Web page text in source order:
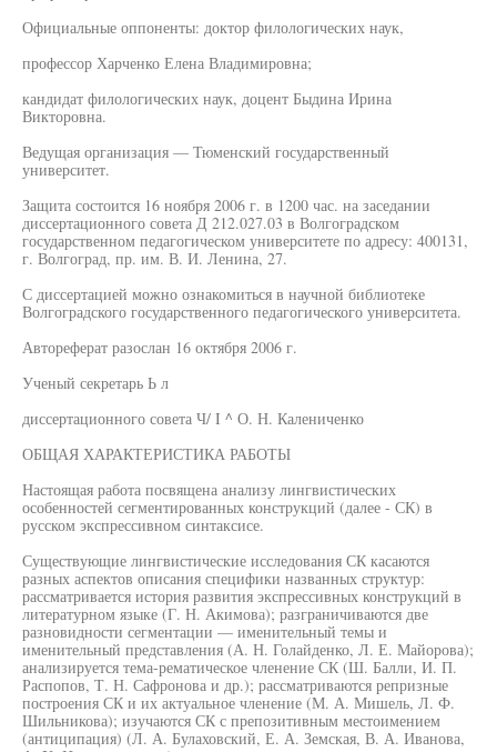
Официальные оппоненты: доктор филологических наук,
профессор Харченко Елена Владимировна;
кандидат филологических наук, доцент Быдина Ирина
Викторовна.
Ведущая организация — Тюменский государственный
университет.
Защита состоится 16 ноября 2006 г. в 1200 час. на заседании
диссертационного совета Д 212.027.03 в Волгоградском
государственном педагогическом университете по адресу: 400131,
г. Волгоград, пр. им. В. И. Ленина, 27.
С диссертацией можно ознакомиться в научной библиотеке
Волгоградского государственного педагогического университета.
Автореферат разослан 16 октября 2006 г.
Ученый секретарь Ь л
диссертационного совета Ч/ I ^ О. Н. Калениченко
ОБЩАЯ ХАРАКТЕРИСТИКА РАБОТЫ
Настоящая работа посвящена анализу лингвистических
особенностей сегментированных конструкций (далее - СК) в
русском экспрессивном синтаксисе.
Существующие лингвистические исследования СК касаются
разных аспектов описания специфики названных структур:
рассматривается история развития экспрессивных конструкций в
литературном языке (Г. Н. Акимова); разграничиваются две
разновидности сегментации — именительный темы и
именительный представления (А. Н. Голайденко, Л. Е. Майорова);
анализируется тема-рематическое членение СК (Ш. Балли, И. П.
Распопов, Т. Н. Сафронова и др.); рассматриваются репризные
построения СК и их актуальное членение (М. А. Мишель, Л. Ф.
Шильникова); изучаются СК с препозитивным местоимением
(антиципация) (Л. А. Булаховский, Е. А. Земская, В. А. Иванова,